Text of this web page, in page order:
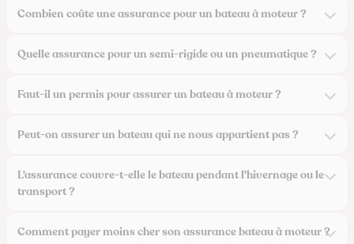
Combien coûte une assurance pour un bateau à moteur ?
Quelle assurance pour un semi-rigide ou un pneumatique ?
Faut-il un permis pour assurer un bateau à moteur ?
Peut-on assurer un bateau qui ne nous appartient pas ?
L'assurance couvre-t-elle le bateau pendant l'hivernage ou le
transport ?
Comment payer moins cher son assurance bateau à moteur ?